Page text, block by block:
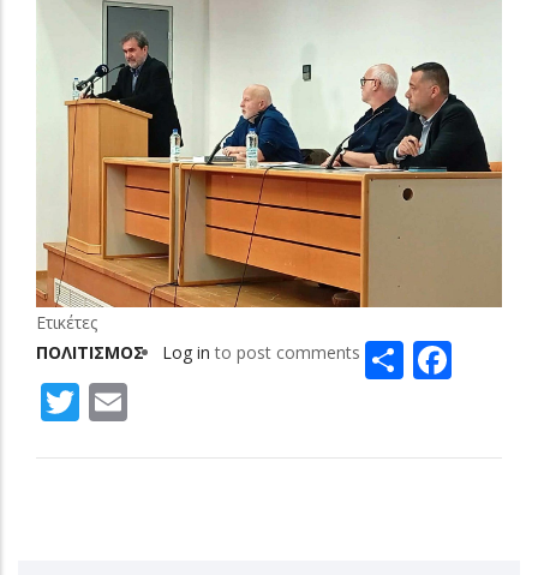
Ετικέτες
ΠΟΛΙΤΙΣΜΟΣ
Log in to post comments Share
Twitter